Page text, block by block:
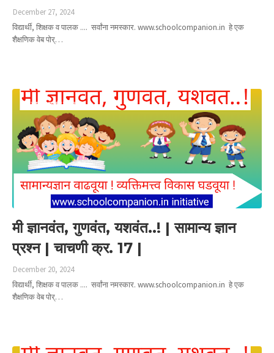
December 27, 2024
विद्यार्थी, शिक्षक व पालक .... सर्वांना नमस्कार. www.schoolcompanion.in हे एक
शैक्षणिक वेब पोर्…
मी ज्ञानवंत गुणवंत यशवंत
मी ज्ञानवंत, गुणवंत, यशवंत..! | सामान्य ज्ञान
प्रश्न | चाचणी क्र. 17 |
December 20, 2024
विद्यार्थी, शिक्षक व पालक .... सर्वांना नमस्कार. www.schoolcompanion.in हे एक
शैक्षणिक वेब पोर्…